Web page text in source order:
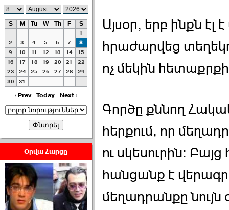
ՀԱՅԱՊԱՀՊԱՆՈՒԹԻՒՆ՝
ՀԱՒԱՏՔԻ ԵՒ
ԿՐԹՈՒԹԵԱՆ
ՃԱՆԱՊԱՐՀՈՎ ›››
2026-07-06 06:50:00
Ամենաշատը էսօրվանից
էի վախենում.Նիկոլայ
Եղիազարյան ›››
2026-07-05 23:19:00
S M Tu W Th F S
1
2
3 4 5 6 7
8
9
10 11 12 13 14
15
16
17 18 19 20 21
22
23
24 25 26 27 28
29
30
31
‹ Prev Today Next ›
Օրվա Հարցը
Այսօր, երբ ինքն էլ
հրաժարվեց
ոչ մեկին
Գործը քննող
հերքում, որ
ու սկեսուրին:
հանցանք է
մեղադրանքը նույն